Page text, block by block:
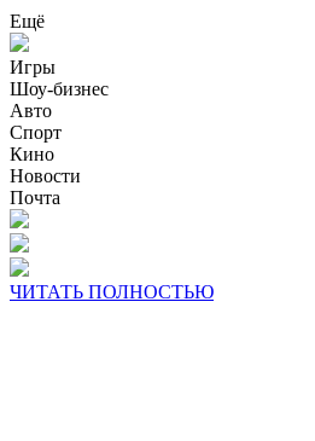
Ещё
Игры
Шоу-бизнес
Авто
Спорт
Кино
Новости
Почта
ЧИТАТЬ ПОЛНОСТЬЮ